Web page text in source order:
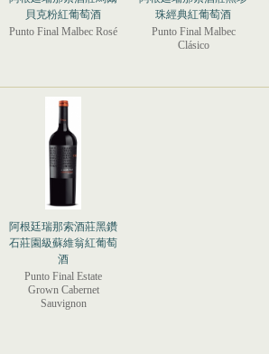
貝克粉紅葡萄酒
Punto Final Malbec Rosé
珠經典紅葡萄酒
Punto Final Malbec
Clásico
阿根廷瑞那索酒莊黑鑽
石莊園級蘇維翁紅葡萄
酒
Punto Final Estate
Grown Cabernet
Sauvignon